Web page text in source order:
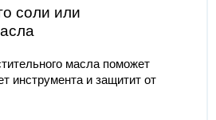
соли или
масла поможет
инструмента и защитит от